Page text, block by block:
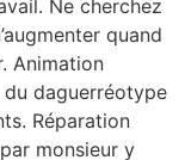
Ne cherchez
quand
Animation
daguerréotype
Réparation
monsieur y